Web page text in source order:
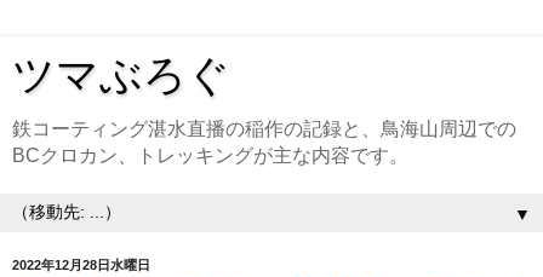
ツマぶろぐ
鉄コーティング湛水直播の稲作の記録と、鳥海山周辺での
BCクロカン、トレッキングが主な内容です。
▼
2022年12月28日水曜日